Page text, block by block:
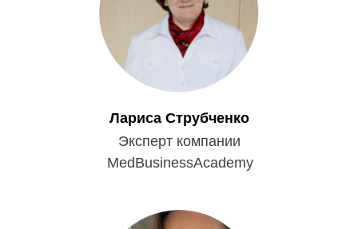
Лариса Струбченко
Эксперт компании
MedBusinessAcademy